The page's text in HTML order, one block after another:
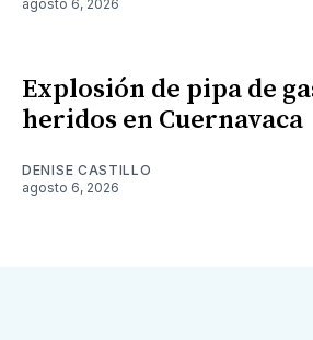
agosto 6, 2026
Explosión de pipa de
heridos en Cuernavaca
DENISE CASTILLO
agosto 6, 2026